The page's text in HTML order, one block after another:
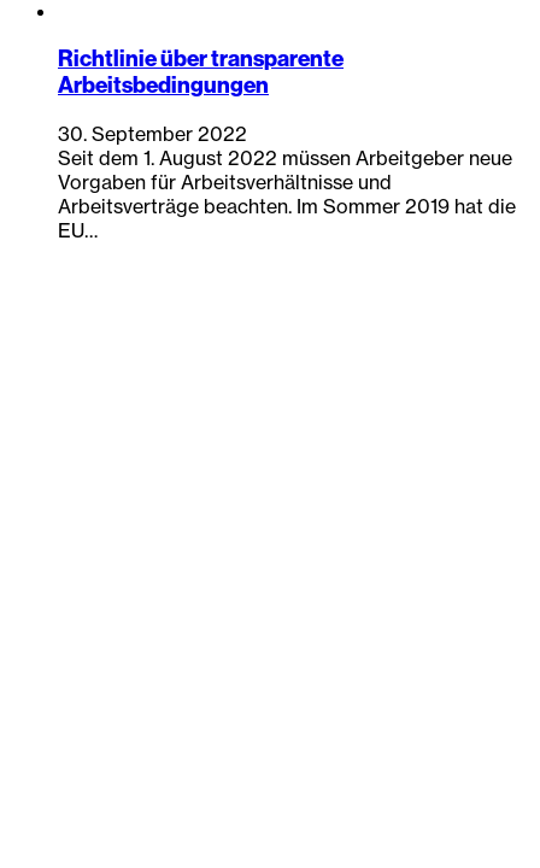
Richtlinie über transparente
Arbeitsbedingungen
30. September 2022
Seit dem 1. August 2022 müssen Arbeitgeber neue
Vorgaben für Arbeitsverhältnisse und
Arbeitsverträge beachten. Im Sommer 2019 hat die
EU…